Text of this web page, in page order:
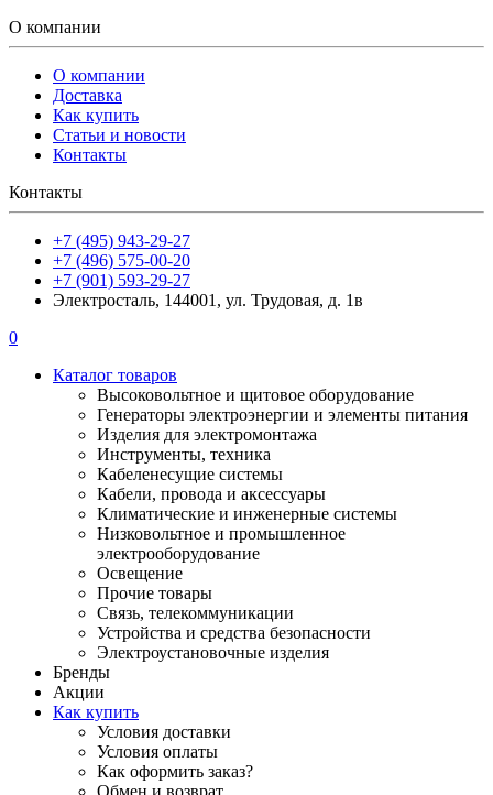
О компании
О компании
Доставка
Как купить
Статьи и новости
Контакты
Контакты
+7 (495) 943-29-27
+7 (496) 575-00-20
+7 (901) 593-29-27
Электросталь, 144001, ул. Трудовая, д. 1в
0
Каталог товаров
Высоковольтное и щитовое оборудование
Генераторы электроэнергии и элементы питания
Изделия для электромонтажа
Инструменты, техника
Кабеленесущие системы
Кабели, провода и аксессуары
Климатические и инженерные системы
Низковольтное и промышленное
электрооборудование
Освещение
Прочие товары
Связь, телекоммуникации
Устройства и средства безопасности
Электроустановочные изделия
Бренды
Акции
Как купить
Условия доставки
Условия оплаты
Как оформить заказ?
Обмен и возврат